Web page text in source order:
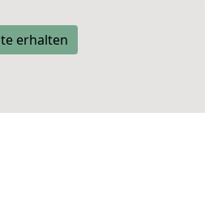
erhalten